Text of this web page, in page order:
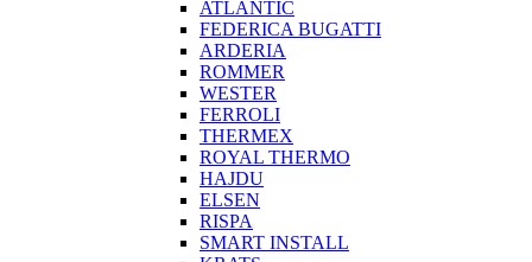
ATLANTIC
FEDERICA BUGATTI
ARDERIA
ROMMER
WESTER
FERROLI
THERMEX
ROYAL THERMO
HAJDU
ELSEN
RISPA
SMART INSTALL